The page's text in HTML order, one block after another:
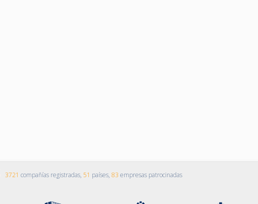
3721 compañías registradas, 51 países, 83 empresas patrocinadas